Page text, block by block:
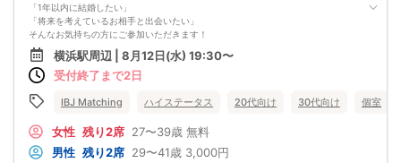
「1年以内に結婚したい」
「将来を考えているお相手と出会いたい」
そんなお気持ちの方にご参加いただきます！
さらに、
夫婦生活・結婚生活で
大切な要素を兼ね備えた方限定
・『ありがとう』と感謝の気持ちを忘れない
なかなか進まない恋愛より
先が見えている恋愛をしませんか？
横浜駅周辺 | 8月12日(水) 19:30〜
受付終了まで2日
IBJ Matching ハイステータス 20代向け 30代向け 個室
女性 残り2席 27〜39歳 無料
男性 残り2席 29〜41歳 3,000円